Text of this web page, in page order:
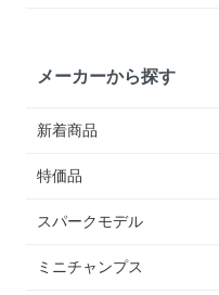
メーカーから探す
新着商品
特価品
スパークモデル
ミニチャンプス